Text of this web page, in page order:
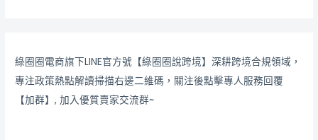
綠圈圈電商旗下LINE官方號【綠圈圈說跨境】深耕跨境合規領域，
專注政策熱點解讀掃描右邊二維碼，關注後點擊專人服務回覆
【加群】, 加入優質賣家交流群~